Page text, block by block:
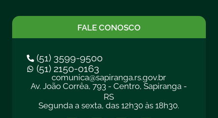
FALE CONOSCO
(51) 3599-9500
(51) 2150-0163
comunica@sapiranga.rs.gov.br
Av. João Corrêa, 793 - Centro, Sapiranga -
RS
Segunda a sexta, das 12h30 às 18h30.